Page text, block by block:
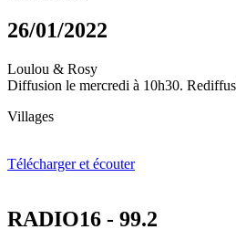
26/01/2022
Loulou & Rosy
Diffusion le mercredi à 10h30.
Villages
Télécharger et écouter
RADIO16 - 99.2